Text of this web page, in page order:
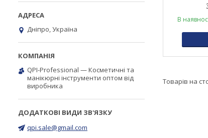
В
Дніпро, Україна
QPI-Professional — Косметичні та
манікюрні інструменти оптом від
виробника
qpi.sale@gmail.com